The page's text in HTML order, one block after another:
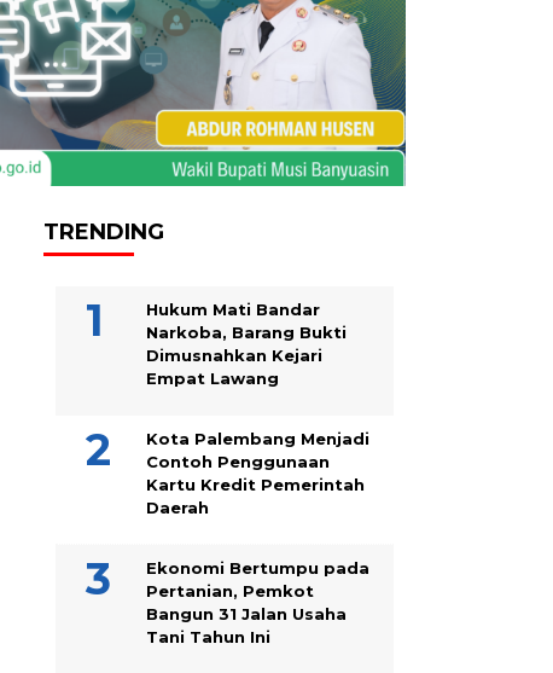
TRENDING
Hukum Mati Bandar
Narkoba, Barang Bukti
Dimusnahkan Kejari
Empat Lawang
Kota Palembang Menjadi
Contoh Penggunaan
Kartu Kredit Pemerintah
Daerah
Ekonomi Bertumpu pada
Pertanian, Pemkot
Bangun 31 Jalan Usaha
Tani Tahun Ini